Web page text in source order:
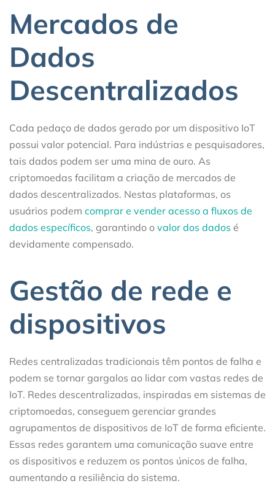
Mercados de
Dados
Descentralizados
Cada pedaço de dados gerado por um dispositivo IoT
possui valor potencial. Para indústrias e pesquisadores,
tais dados podem ser uma mina de ouro. As
criptomoedas facilitam a criação de mercados de
dados descentralizados. Nestas plataformas, os
usuários podem comprar e vender acesso a fluxos de
dados específicos, garantindo o valor dos dados é
devidamente compensado.
Gestão de rede e
dispositivos
Redes centralizadas tradicionais têm pontos de falha e
podem se tornar gargalos ao lidar com vastas redes de
IoT. Redes descentralizadas, inspiradas em sistemas de
criptomoedas, conseguem gerenciar grandes
agrupamentos de dispositivos de IoT de forma eficiente.
Essas redes garantem uma comunicação suave entre
os dispositivos e reduzem os pontos únicos de falha,
aumentando a resiliência do sistema.